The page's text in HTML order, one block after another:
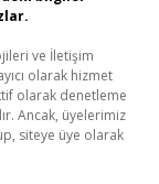
ve İletişim
olarak hizmet
olarak denetleme
Ancak, üyelerimiz
siteye üye olarak